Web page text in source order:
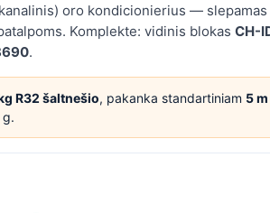
oro kondicionierius —
Komplekte: vidinis blokas CH-
.
R32 šaltnešio, pakanka standartiniam 5 m